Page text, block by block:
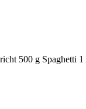
500 g Spaghetti